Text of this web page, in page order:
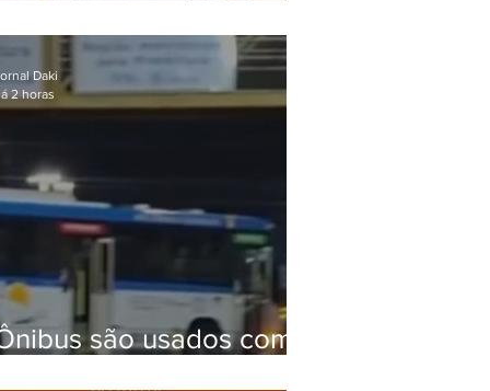
37 passagens
são usados como
Daki
2 horas